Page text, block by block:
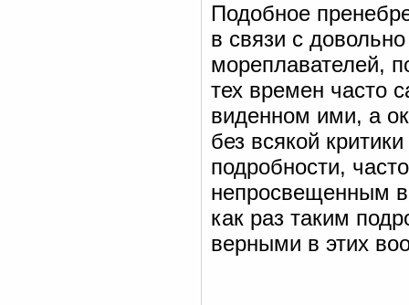
Подобное
в связи с
мореплавателей,
тех времен часто
виденном ими, а
без всякой
подробности,
непросвещенным
как раз таким
верными в этих